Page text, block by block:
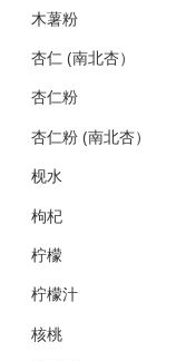
木薯粉
杏仁 (南北杏）
杏仁粉
杏仁粉 (南北杏）
枧水
枸杞
柠檬
柠檬汁
核桃